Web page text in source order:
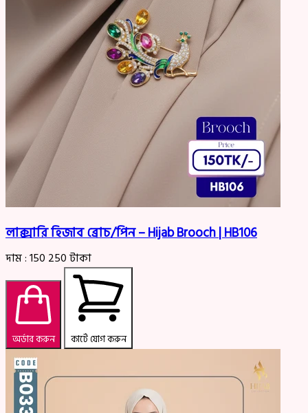
লাক্সারি হিজাব ব্রোচ/পিন – Hijab Brooch | HB106
দাম :150 250টাকা
অর্ডার করুন কার্টে যোগ করুন